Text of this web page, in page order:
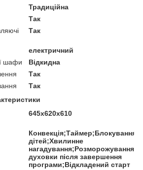
Традиційна
Так
Так
електричний
шафи
Відкидна
Так
Так
645х620х610
Конвекція;Таймер;Блокування
дітей;Хвилинне
духовки після завершення
програми;Відкладений старт